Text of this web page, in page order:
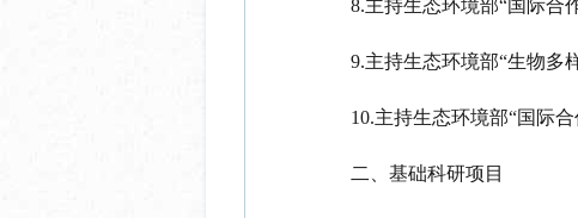
8.主持生态环境部“国际合
9.主持生态环境部“生物多
10.主持生态环境部“国际合
二、基础科研项目